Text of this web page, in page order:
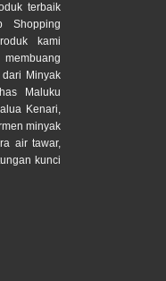
terbaik
Shopping
kami
Minyak
Maluku
Kenari,
minyak
air tawar,
kunci